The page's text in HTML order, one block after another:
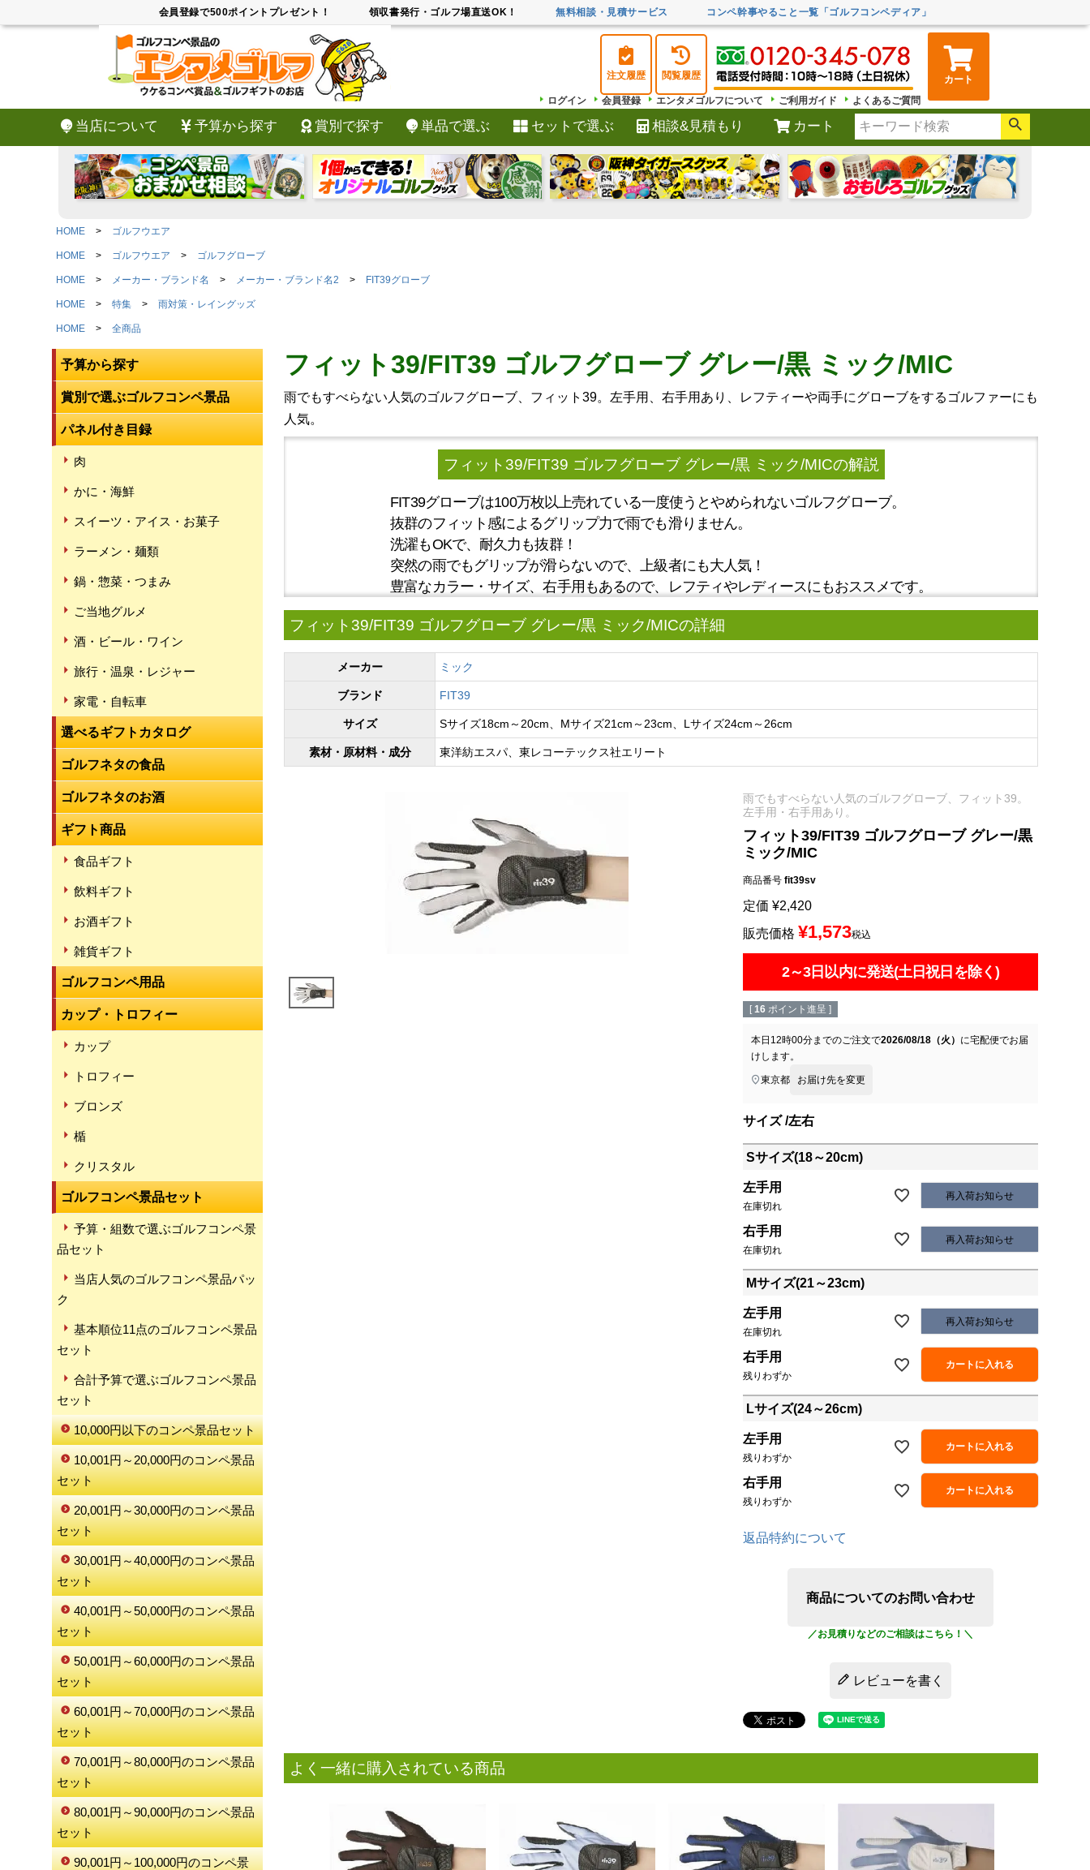
会員登録で500ポイントプレゼント！ 領収書発行・ゴルフ場直送OK！ 無料相談・見積サービス コンペ幹事やること一覧「ゴルフコンペディア」
注文履歴 閲覧履歴
カート
ログイン
会員登録 エンタメゴルフについて ご利用ガイド よくあるご質問
当店について 予算から探す 賞別で探す 単品で選ぶ セットで選ぶ 相談&見積もり カート
検索
HOME ゴルフウエア
HOME ゴルフウエア ゴルフグローブ
HOME メーカー・ブランド名 メーカー・ブランド名2 FIT39グローブ
HOME 特集 雨対策・レイングッズ
HOME 全商品
予算から探す
賞別で選ぶゴルフコンペ景品
パネル付き目録
肉
かに・海鮮
スイーツ・アイス・お菓子
ラーメン・麺類
鍋・惣菜・つまみ
ご当地グルメ
酒・ビール・ワイン
旅行・温泉・レジャー
家電・自転車
選べるギフトカタログ
ゴルフネタの食品
ゴルフネタのお酒
ギフト商品
食品ギフト
飲料ギフト
お酒ギフト
雑貨ギフト
ゴルフコンペ用品
カップ・トロフィー
カップ
トロフィー
ブロンズ
楯
クリスタル
ゴルフコンペ景品セット
予算・組数で選ぶゴルフコンペ景
品セット
当店人気のゴルフコンペ景品パッ
ク
基本順位11点のゴルフコンペ景品
セット
合計予算で選ぶゴルフコンペ景品
セット
10,000円以下のコンペ景品セット
10,001円～20,000円のコンペ景品
セット
20,001円～30,000円のコンペ景品
セット
30,001円～40,000円のコンペ景品
セット
40,001円～50,000円のコンペ景品
セット
50,001円～60,000円のコンペ景品
セット
60,001円～70,000円のコンペ景品
セット
70,001円～80,000円のコンペ景品
セット
80,001円～90,000円のコンペ景品
セット
90,001円～100,000円のコンペ景
フィット39/FIT39 ゴルフグローブ グレー/黒 ミック/MIC
雨でもすべらない人気のゴルフグローブ、フィット39。左手用、右手用あり、レフティーや両手にグローブをするゴルファーにも
人気。
フィット39/FIT39 ゴルフグローブ グレー/黒 ミック/MICの解説
FIT39グローブは100万枚以上売れている一度使うとやめられないゴルフグローブ。
抜群のフィット感によるグリップ力で雨でも滑りません。
洗濯もOKで、耐久力も抜群！
突然の雨でもグリップが滑らないので、上級者にも大人気！
豊富なカラー・サイズ、右手用もあるので、レフティやレディースにもおススメです。
フィット39/FIT39 ゴルフグローブ グレー/黒 ミック/MICの詳細
メーカー ミック
ブランド FIT39
サイズ Sサイズ18cm～20cm、Mサイズ21cm～23cm、Lサイズ24cm～26cm
素材・原材料・成分 東洋紡エスパ、東レコーテックス社エリート
雨でもすべらない人気のゴルフグローブ、フィット39。
左手用・右手用あり。
フィット39/FIT39 ゴルフグローブ グレー/黒
ミック/MIC
商品番号 fit39sv
定価 ¥2,420
販売価格 ¥1,573税込
2～3日以内に発送(土日祝日を除く)
[ 16 ポイント進呈 ]
本日 12時00分までのご注文で2026/08/18（火） に宅配便でお届
けします。
東京都 お届け先を変更
サイズ 左右
Sサイズ(18～20cm)
左手用
在庫切れ
再入荷お知らせ
右手用
在庫切れ
再入荷お知らせ
Mサイズ(21～23cm)
左手用
在庫切れ
再入荷お知らせ
右手用
残りわずか
カートに入れる
Lサイズ(24～26cm)
左手用
残りわずか
カートに入れる
右手用
残りわずか
カートに入れる
返品特約について
商品についてのお問い合わせ
レビューを書く
よく一緒に購入されている商品